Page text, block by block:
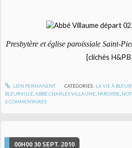
Presbytère et église paroissiale Saint-
[clichés H&PB]
LIEN PERMANENT CATÉGORIES : LA VIE À
BLEURVILLE ,ABBÉ CHARLES VILLAUME PAROISSE
2 COMMENTAIRES
00H00 30 SEPT. 2010